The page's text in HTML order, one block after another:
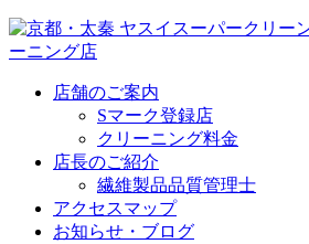
店舗のご案内
Sマーク登録店
クリーニング料金
店長のご紹介
繊維製品品質管理士
アクセスマップ
お知らせ・ブログ